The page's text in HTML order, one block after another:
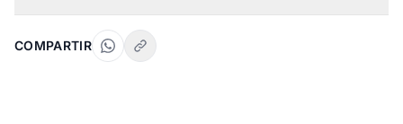
COMPARTIR